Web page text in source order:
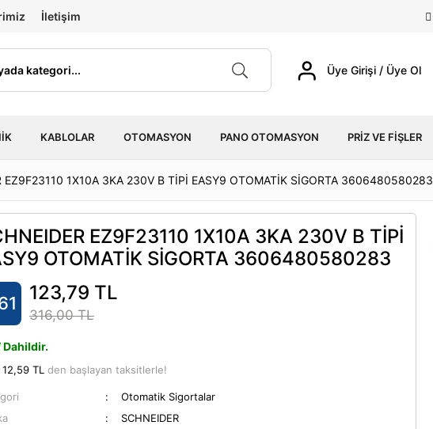
İletişim
Üye Girişi / Üye Ol
KABLOLAR OTOMASYON PANO OTOMASYON PRIZ VE FIŞLER
EZ9F23110 1X10A 3KA 230V B TİPİ EASY9 OTOMATİK SİGORTA 3606480580283
EZ9F23110 1X10A 3KA 230V B TİPİ
OTOMATİK SİGORTA 3606480580283
123,79 TL
316,00 TL
Dahildir.
12,59 TL den başlayan taksitlerle!
Otomatik Sigortalar
SCHNEIDER